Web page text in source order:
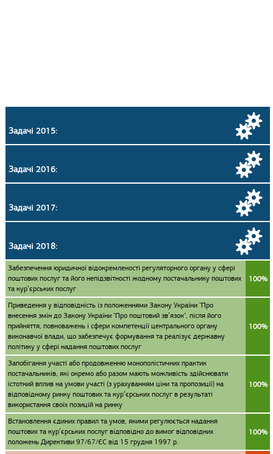
Задачі 2015:
Задачі 2016:
Задачі 2017:
Задачі 2018:
Забезпечення юридичної відокремленості регуляторного органу у сфері
поштових послуг та його непідзвітності жодному постачальнику поштових
та кур’єрських послуг
100%
Приведення у відповідність із положеннями Закону України "Про
внесення змін до Закону України "Про поштовий зв’язок", після його
прийняття, повноважень і сфери компетенції центрального органу
виконавчої влади, що забезпечує формування та реалізує державну
політику у сфері надання поштових послуг
100%
Запобігання участі або продовженню монополістичних практик
постачальників, які окремо або разом мають можливість здійснювати
істотний вплив на умови участі (з урахуванням ціни та пропозиції) на
відповідному ринку поштових та кур’єрських послуг в результаті
використання своїх позицій на ринку
100%
Встановлення єдиних правил та умов, якими регулюється надання
поштових та кур’єрських послуг відповідно до вимог відповідних
положень Директиви 97/67/ЄС від 15 грудня 1997 р.
100%